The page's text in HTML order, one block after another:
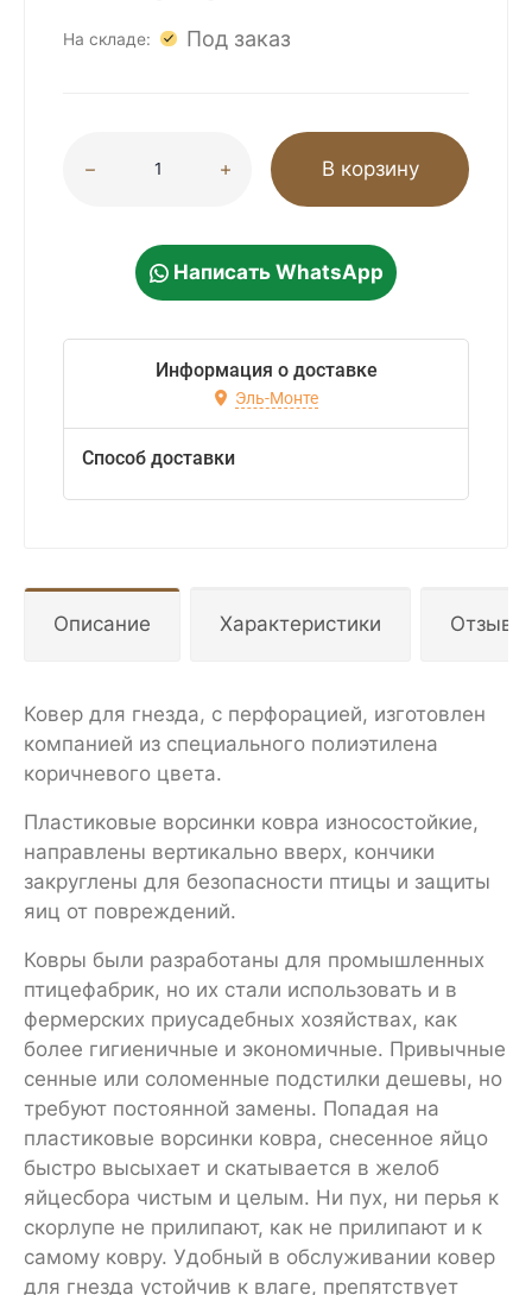
На складе: Под заказ
В корзину
Написать WhatsApp
Информация о доставке
Эль-Монте
Способ доставки
Описание Характеристики
Ковер для гнезда, с перфорацией, изготовлен
компанией из специального полиэтилена
коричневого цвета.
Пластиковые ворсинки ковра износостойкие,
направлены вертикально вверх, кончики
закруглены для безопасности птицы и защиты
яиц от повреждений.
Ковры были разработаны для промышленных
птицефабрик, но их стали использовать и в
фермерских приусадебных хозяйствах, как
более гигиеничные и экономичные. Привычные
сенные или соломенные подстилки дешевы, но
требуют постоянной замены. Попадая на
пластиковые ворсинки ковра, снесенное яйцо
быстро высыхает и скатывается в желоб
яйцесбора чистым и целым. Ни пух, ни перья к
скорлупе не прилипают, как не прилипают и к
самому ковру. Удобный в обслуживании ковер
для гнезда устойчив к влаге, препятствует